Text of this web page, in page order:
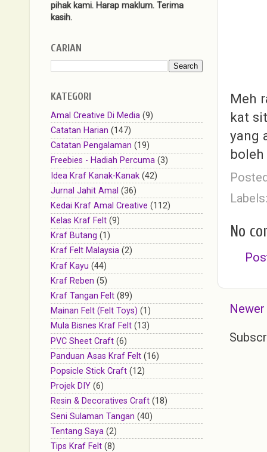
Meh
kat
yang
No
pihak kami. Harap maklum. Terima
kasih.
CARIAN
KATEGORI
Amal Creative Di Media (9)
Catatan Harian (147)
Catatan Pengalaman (19)
Freebies - Hadiah Percuma (3)
Idea Kraf Kanak-Kanak (42)
Jurnal Jahit Amal (36)
Kedai Kraf Amal Creative (112)
Kelas Kraf Felt (9)
Kraf Butang (1)
Kraf Felt Malaysia (2)
Kraf Kayu (44)
Kraf Reben (5)
Kraf Tangan Felt (89)
Mainan Felt (Felt Toys) (1)
Mula Bisnes Kraf Felt (13)
PVC Sheet Craft (6)
Panduan Asas Kraf Felt (16)
Popsicle Stick Craft (12)
Projek DIY (6)
Resin & Decoratives Craft (18)
Seni Sulaman Tangan (40)
Tentang Saya (2)
Tips Kraf Felt (8)